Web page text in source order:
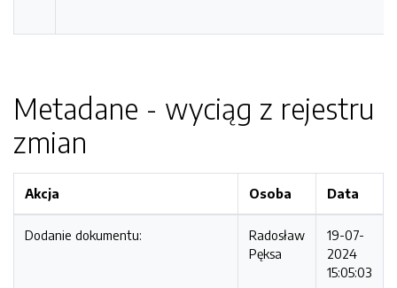
Metadane - wyciąg z rejestru
zmian
Akcja Osoba Data
Dodanie dokumentu:
Radosław
Pęksa
19-07-
2024
15:05:03